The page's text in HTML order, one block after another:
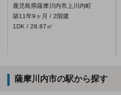
鹿児島県薩摩川内市上川内町
築11年9ヶ月 / 2階建
1DK / 28.87㎡
薩摩川内市の駅から探す